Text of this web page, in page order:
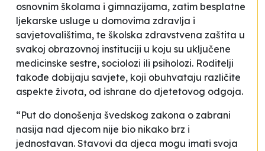
osnovnim školama i gimnazijama, zatim besplatne
ljekarske usluge u domovima zdravlja i
savjetovalištima, te školska zdravstvena zaštita u
svakoj obrazovnoj instituciji u koju su uključene
medicinske sestre, sociolozi ili psiholozi. Roditelji
takođe dobijaju savjete, koji obuhvataju različite
aspekte života, od ishrane do djetetovog odgoja.
“Put do donošenja švedskog zakona o zabrani
nasija nad djecom nije bio nikako brz i
jednostavan. Stavovi da djeca mogu imati svoja